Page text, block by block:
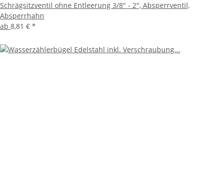
Schrägsitzventil ohne Entleerung 3/8" - 2", Absperrventil,
Absperrhahn
ab 8,81 € *